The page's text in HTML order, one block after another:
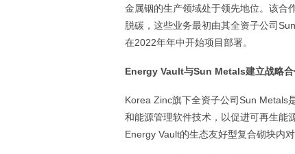
金属铟的生产领域处于领先地位。该合
脱碳，这些业务最初由其全资子公司
在2022年年中开始项目部署。
Energy Vault与Sun Metals建立战略
Korea Zinc旗下全资子公司Sun Metals
和能源管理软件技术，以促进可再生能
Energy Vault的生态友好型复合砌块内